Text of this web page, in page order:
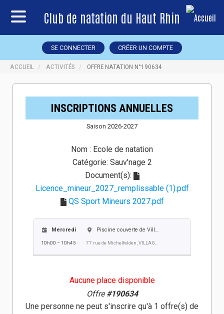
Club de natation du Haut Rhin
SE CONNECTER CRÉER UN COMPTE
ACCUEIL ACTIVITÉS OFFRE NATATION N°190634
INSCRIPTIONS ANNUELLES
Saison 2026-2027
Nom : Ecole de natation
Catégorie: Sauv'nage 2
Document(s):
Licence_mineur_2027_remplissable (1).pdf
QS Sport Mineurs 2027.pdf
Mercredi
10h00 – 10h45
Piscine couverte de Village-Neuf
Aucune place disponible
Offre#190634
Une personne ne peut s'inscrire qu'à 1 offre(s) de